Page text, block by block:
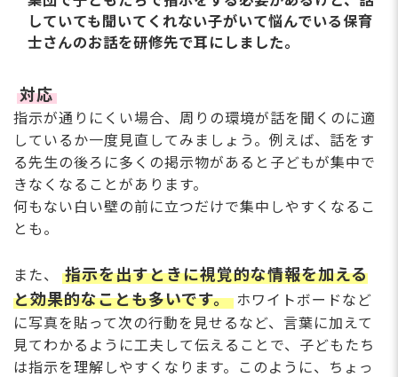
していても聞いてくれない⼦がいて悩んでいる保育
⼠さんのお話を研修先で⽿にしました。
対応
指⽰が通りにくい場合、周りの環境が話を聞くのに適
しているか⼀度⾒直してみましょう。例えば、話をす
る先⽣の後ろに多くの掲⽰物があると⼦どもが集中で
きなくなることがあります。
何もない⽩い壁の前に⽴つだけで集中しやすくなるこ
とも。
また、
指⽰を出すときに視覚的な情報を加える
と効果的なことも多いです。 ホワイトボードなど
に写真を貼って次の⾏動を⾒せるなど、⾔葉に加えて
⾒てわかるように⼯夫して伝えることで、⼦どもたち
は指⽰を理解しやすくなります。このように、ちょっ